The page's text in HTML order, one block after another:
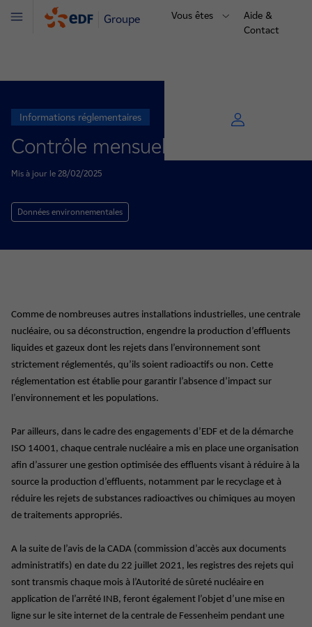
Groupe Vous êtes
Aide &
Contact
Menu
Informations réglementaires
Contrôle mensuel des rejets
Mis à jour le 28/02/2025
Données environnementales
Comme de nombreuses autres installations industrielles, une centrale
nucléaire, ou sa déconstruction, engendre la production d’effluents
liquides et gazeux dont les rejets dans l’environnement sont
strictement réglementés, qu’ils soient radioactifs ou non. Cette
réglementation est établie pour garantir l’absence d’impact sur
l’environnement et les populations.
Par ailleurs, dans le cadre des engagements d’EDF et de la démarche
ISO 14001, chaque centrale nucléaire a mis en place une organisation
afin d’assurer une gestion optimisée des effluents visant à réduire à la
source la production d’effluents, notamment par le recyclage et à
réduire les rejets de substances radioactives ou chimiques au moyen
de traitements appropriés.
A la suite de l’avis de la CADA (commission d’accès aux documents
administratifs) en date du 22 juillet 2021, les registres des rejets qui
sont transmis chaque mois à l’Autorité de sûreté nucléaire en
application de l’arrêté INB, feront également l’objet d’une mise en
ligne sur le site internet de la centrale de Fessenheim pendant une